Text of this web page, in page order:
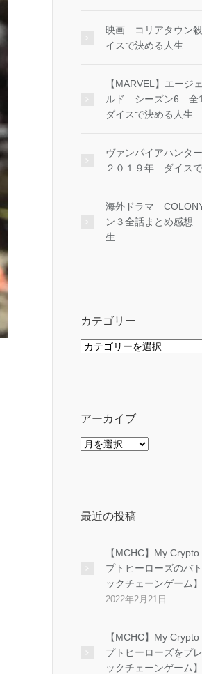
映画 コリアタウン
イスで決める人生
【MARVEL】エージ
ルド シーズン6 全
ダイスで決める人生
ヴァンパイアハン
２０１９年 ダイス
海外ドラマ
ン３全話まとめ感想
生
カテゴリー
カ
アーカイブ
ア
最近の投稿
【MCHC】My
プトヒーローズのバ
ックチェーンゲーム】
2022年2月21日
【MCHC】My
プトヒーローズをプ
ックチェーンゲーム】